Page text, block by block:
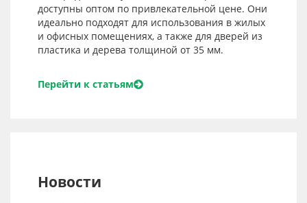
доступны оптом по привлекательной цене. Они
идеально подходят для использования в жилых
и офисных помещениях, а также для дверей из
пластика и дерева толщиной от 35 мм.
Перейти к статьям
Новости